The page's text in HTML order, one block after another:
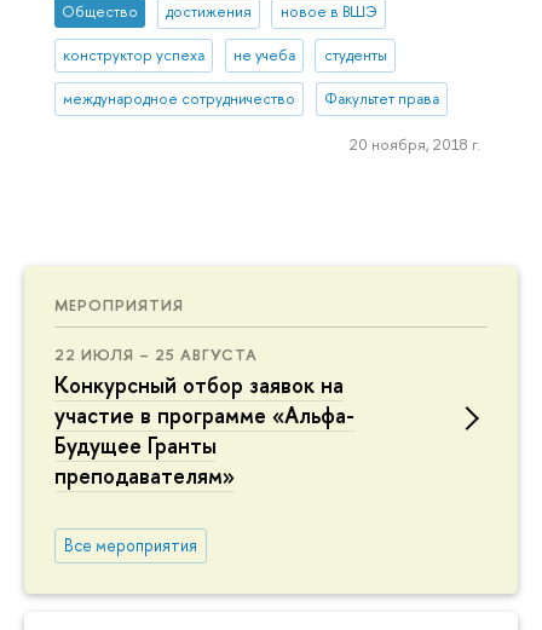
МЕРОПРИЯТИЯ
22 ИЮЛЯ – 25 АВГУСТА
Конкурсный отбор заявок на
участие в программе «Альфа-
Будущее Гранты
преподавателям»
Все мероприятия
Общество достижения новое в ВШЭ
конструктор успеха не учеба студенты
международное сотрудничество Факультет права
20 ноября, 2018 г.